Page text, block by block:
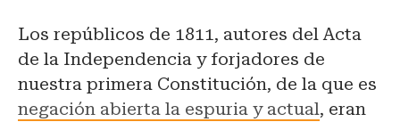
Los repúblicos de 1811, autores del Acta
de la Independencia y forjadores de
nuestra primera Constitución, de la que es
negación abierta la espuria y actual, eran